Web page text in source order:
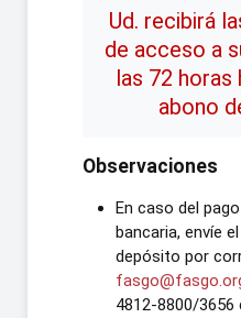
Ud. recibirá
de acceso a
las 72 horas
abono
Observaciones
En caso del
bancaria, envíe
depósito por
4812-8800/3656